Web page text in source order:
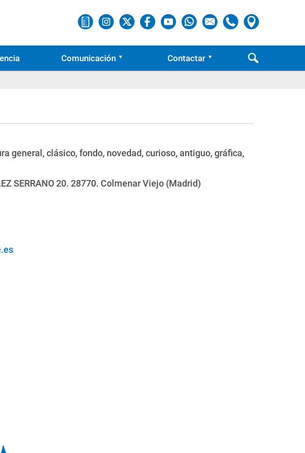
Comunicación Contactar
general, clásico, fondo, novedad, curioso, antiguo, gráfica,
SERRANO 20. 28770. Colmenar Viejo (Madrid)